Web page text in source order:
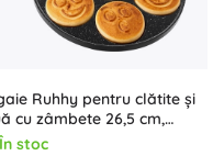
Ruhhy pentru clătite și
cu zâmbete 26,5 cm,
pentru inducție
În stoc